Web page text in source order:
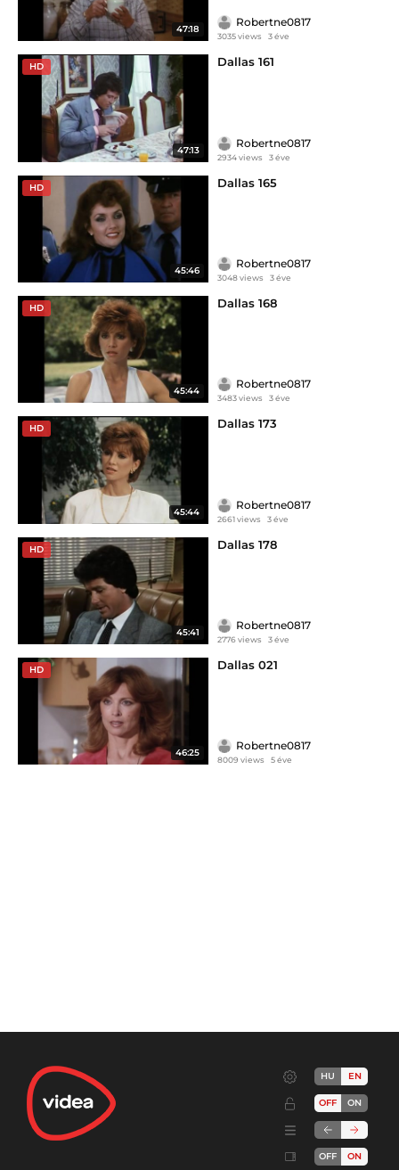
47:18
Robertne0817
3035 views 3 éve
HD
47:13
Dallas 161
Robertne0817
2934 views 3 éve
HD
45:46
Dallas 165
Robertne0817
3048 views 3 éve
HD
45:44
Dallas 168
Robertne0817
3483 views 3 éve
HD
45:44
Dallas 173
Robertne0817
2661 views 3 éve
HD
45:41
Dallas 178
Robertne0817
2776 views 3 éve
HD
46:25
Dallas 021
Robertne0817
8009 views 5 éve
HU EN
OFF ON
OFF ON